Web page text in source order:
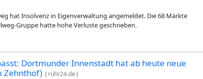
hat Insolvenz in Eigenverwaltung angemeldet. Die 68 Märkte
Gruppe hatte hohe Verluste geschrieben.
Dortmunder Innenstadt hat ab heute neue
Zehnthof) ( ruhr24.de)